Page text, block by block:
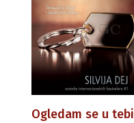
Ogledam se u tebi